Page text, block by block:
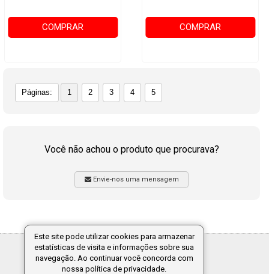
COMPRAR COMPRAR
Páginas: 1 2 3 4 5
Você não achou o produto que procurava?
Envie-nos uma mensagem
Tecnologia:
Este site pode utilizar cookies para armazenar
estatísticas de visita e informações sobre sua
navegação. Ao continuar você concorda com
nossa política de privacidade.